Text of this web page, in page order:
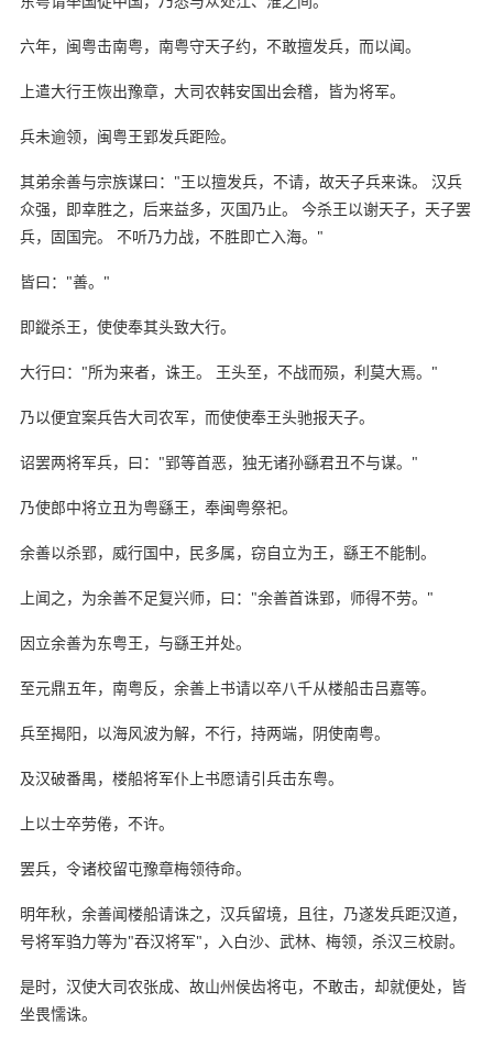
六年，闽粤击南粤，南粤守天子约，不敢擅发兵，而以闻。
上遣大行王恢出豫章，大司农韩安国出会稽，皆为将军。
兵未逾领，闽粤王郢发兵距险。
其弟余善与宗族谋曰："王以擅发兵，不请，故天子兵来诛。 汉兵
众强，即幸胜之，后来益多，灭国乃止。 今杀王以谢天子，天子罢
兵，固国完。 不听乃力战，不胜即亡入海。"
皆曰："善。"
即鏦杀王，使使奉其头致大行。
大行曰："所为来者，诛王。 王头至，不战而殒，利莫大焉。"
乃以便宜案兵告大司农军，而使使奉王头驰报天子。
诏罢两将军兵，曰："郢等首恶，独无诸孙繇君丑不与谋。"
乃使郎中将立丑为粤繇王，奉闽粤祭祀。
余善以杀郢，威行国中，民多属，窃自立为王，繇王不能制。
上闻之，为余善不足复兴师，曰："余善首诛郢，师得不劳。"
因立余善为东粤王，与繇王并处。
至元鼎五年，南粤反，余善上书请以卒八千从楼船击吕嘉等。
兵至揭阳，以海风波为解，不行，持两端，阴使南粤。
及汉破番禺，楼船将军仆上书愿请引兵击东粤。
上以士卒劳倦，不许。
罢兵，令诸校留屯豫章梅领待命。
明年秋，余善闻楼船请诛之，汉兵留境，且往，乃遂发兵距汉道，
号将军驺力等为"吞汉将军"，入白沙、武林、梅领，杀汉三校尉。
是时，汉使大司农张成、故山州侯齿将屯，不敢击，却就便处，皆
坐畏懦诛。